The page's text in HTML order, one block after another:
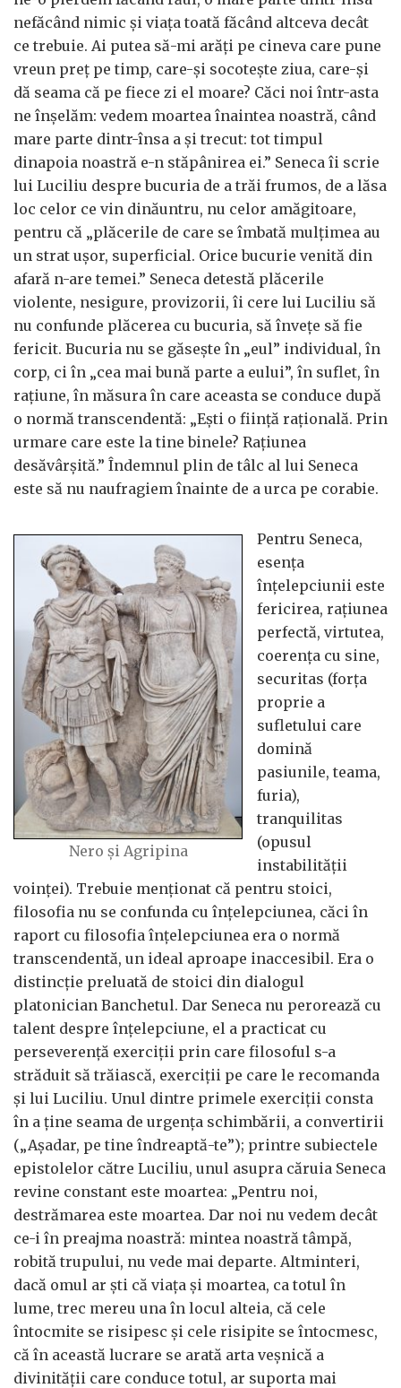
nefăcând nimic și viața toată făcând altceva decât
ce trebuie. Ai putea să-mi arăți pe cineva care pune
vreun preț pe timp, care-și socotește ziua, care-și
dă seama că pe fiece zi el moare? Căci noi într-asta
ne înșelăm: vedem moartea înaintea noastră, când
mare parte dintr-însa a și trecut: tot timpul
dinapoia noastră e-n stăpânirea ei.” Seneca îi scrie
lui Luciliu despre bucuria de a trăi frumos, de a lăsa
loc celor ce vin dinăuntru, nu celor amăgitoare,
pentru că „plăcerile de care se îmbată mulțimea au
un strat ușor, superficial. Orice bucurie venită din
afară n-are temei.” Seneca detestă plăcerile
violente, nesigure, provizorii, îi cere lui Luciliu să
nu confunde plăcerea cu bucuria, să învețe să fie
fericit. Bucuria nu se găsește în „eul” individual, în
corp, ci în „cea mai bună parte a eului”, în suflet, în
rațiune, în măsura în care aceasta se conduce după
o normă transcendentă: „Ești o ființă rațională. Prin
urmare care este la tine binele? Rațiunea
desăvârșită.” Îndemnul plin de tâlc al lui Seneca
este să nu naufragiem înainte de a urca pe corabie.
Nero și Agripina
Pentru Seneca,
esența
înțelepciunii este
fericirea, rațiunea
perfectă, virtutea,
coerența cu sine,
securitas (forța
proprie a
sufletului care
domină
pasiunile, teama,
furia),
tranquilitas
(opusul
instabilității
voinței). Trebuie menționat că pentru stoici,
filosofia nu se confunda cu înțelepciunea, căci în
raport cu filosofia înțelepciunea era o normă
transcendentă, un ideal aproape inaccesibil. Era o
distincție preluată de stoici din dialogul
platonician Banchetul. Dar Seneca nu perorează cu
talent despre înțelepciune, el a practicat cu
perseverență exerciții prin care filosoful s-a
străduit să trăiască, exerciții pe care le recomanda
și lui Luciliu. Unul dintre primele exerciții consta
în a ține seama de urgența schimbării, a convertirii
(„Așadar, pe tine îndreaptă-te”); printre subiectele
epistolelor către Luciliu, unul asupra căruia Seneca
revine constant este moartea: „Pentru noi,
destrămarea este moartea. Dar noi nu vedem decât
ce-i în preajma noastră: mintea noastră tâmpă,
robită trupului, nu vede mai departe. Altminteri,
dacă omul ar ști că viața și moartea, ca totul în
lume, trec mereu una în locul alteia, că cele
întocmite se risipesc și cele risipite se întocmesc,
că în această lucrare se arată arta veșnică a
divinității care conduce totul, ar suporta mai